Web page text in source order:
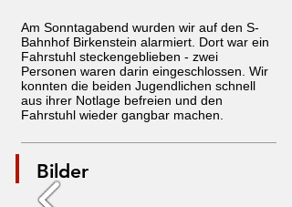
Am Sonntagabend wurden wir auf den S-
Bahnhof Birkenstein alarmiert. Dort war ein
Fahrstuhl steckengeblieben - zwei
Personen waren darin eingeschlossen. Wir
konnten die beiden Jugendlichen schnell
aus ihrer Notlage befreien und den
Fahrstuhl wieder gangbar machen.
Bilder